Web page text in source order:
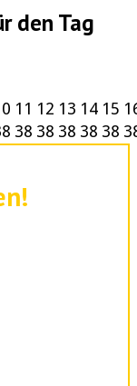
den Tag
11 12 13 14 15
38 38 38 38 38